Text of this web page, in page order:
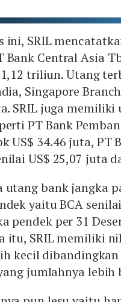
ini, SRIL
Bank Central Asia
triliun. Utang
Singapore
SRIL juga
PT Bank
US$ 34.46 juta, PT
US$ 25,07 juta
utang bank jangka
yaitu BCA
pendek per 31
itu, SRIL memiliki
kecil
jumlahnya lebih